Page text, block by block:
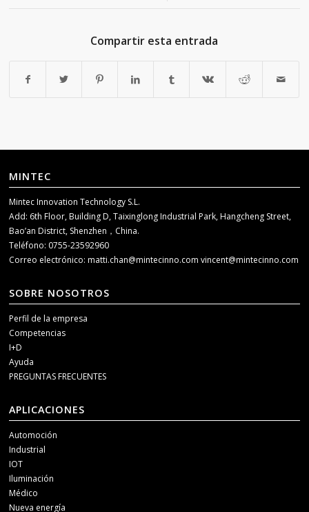
Compartir esta entrada
MINTEC
Mintec Innovation Technology S.L.
Add: 6th Floor, Building D, Taixinglong Industrial Park, Hangcheng Street,
Bao’an District, Shenzhen，China.
Teléfono: 0755-23592960
Correo electrónico:matti.chan@mintecinno.comvincent@mintecinno.com
SOBRE NOSOTROS
Perfil de la empresa
Competencias
I+D
Ayuda
PREGUNTAS FRECUENTES
APLICACIONES
Automoción
Industrial
IOT
Iluminación
Médico
Nueva energía